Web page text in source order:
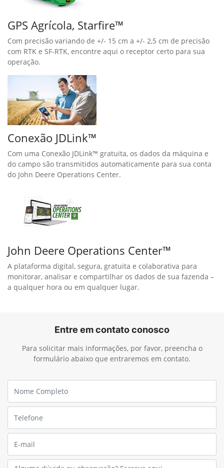
GPS Agrícola, Starfire™
Com precisão variando de +/- 15 cm a +/- 2,5 cm de precisão
com RTK e SF-RTK, encontre aqui o receptor certo para sua
operação.
Conexão JDLink™
Com uma Conexão JDLink™ gratuita, os dados da máquina e
do campo são transmitidos automaticamente para sua conta
do John Deere Operations Center.
John Deere Operations Center™
A plataforma digital, segura, gratuita e colaborativa para
monitorar, analisar e compartilhar os dados de sua fazenda –
a qualquer hora ou em qualquer lugar.
Entre em contato conosco
Para solicitar mais informações, por favor, preencha o
formulário abaixo que entraremos em contato.